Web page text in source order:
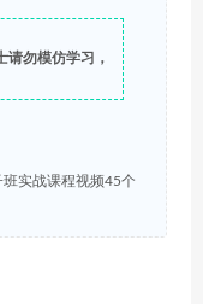
请勿模仿学习，
实战课程视频45个